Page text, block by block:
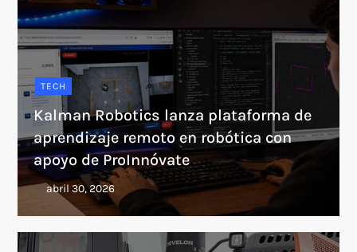
TECH
Kalman Robotics lanza plataforma de
aprendizaje remoto en robótica con
apoyo de ProInnóvate